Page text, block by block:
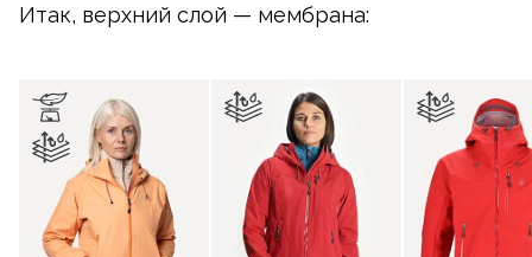
Итак, верхний слой — мембрана: